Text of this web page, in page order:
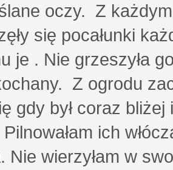
oczy. Z
się pocałunki
je . Nie grzeszyła
Z ogrodu
gdy był coraz
ich
Nie wierzyłam w